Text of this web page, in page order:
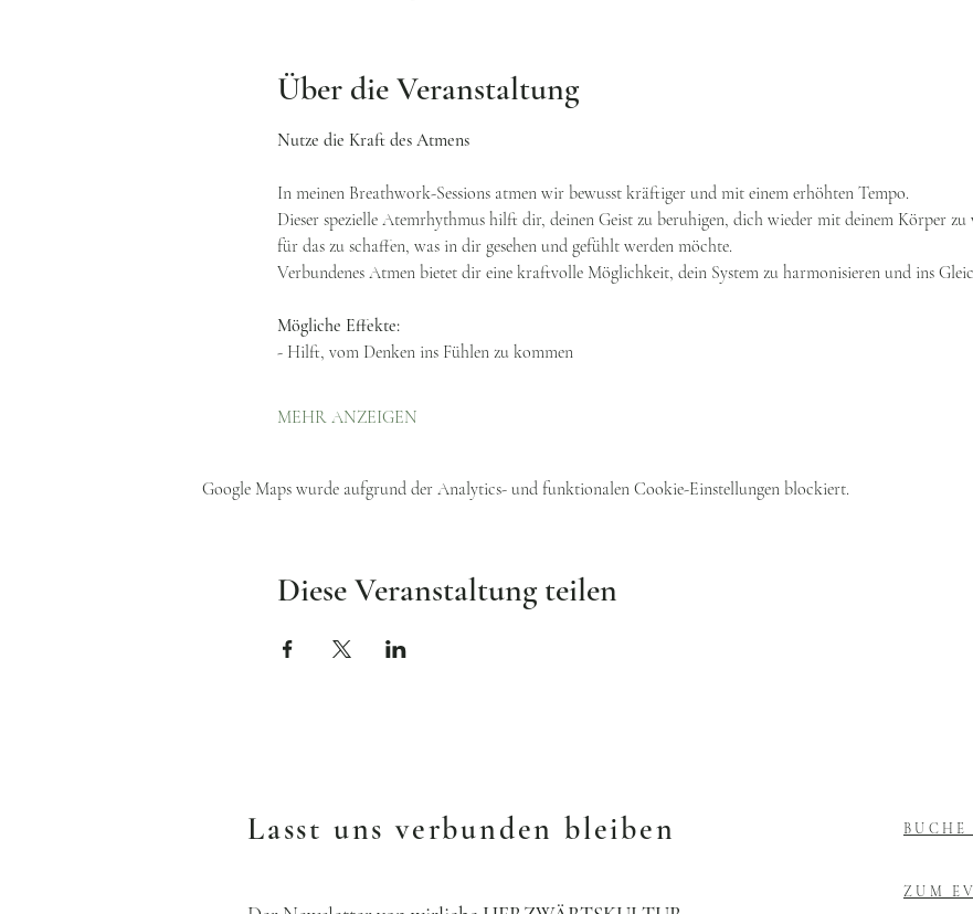
Über die Veranstaltung
Nutze die Kraft des Atmens
In meinen Breathwork-Sessions atmen wir bewusst kräftiger und mit einem erhöhten Tempo.
Dieser spezielle Atemrhythmus hilft dir, deinen Geist zu beruhigen, dich wieder mit deinem Körper
für das zu schaffen, was in dir gesehen und gefühlt werden möchte.
Verbundenes Atmen bietet dir eine kraftvolle Möglichkeit, dein System zu harmonisieren und ins
Mögliche Effekte:
- Hilft, vom Denken ins Fühlen zu kommen
MEHR ANZEIGEN
Google Maps wurde aufgrund der Analytics- und funktionalen Cookie-Einstellungen blockiert.
Diese Veranstaltung teilen
Lasst uns verbunden bleiben
ZUM